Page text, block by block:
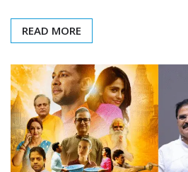
READ MORE